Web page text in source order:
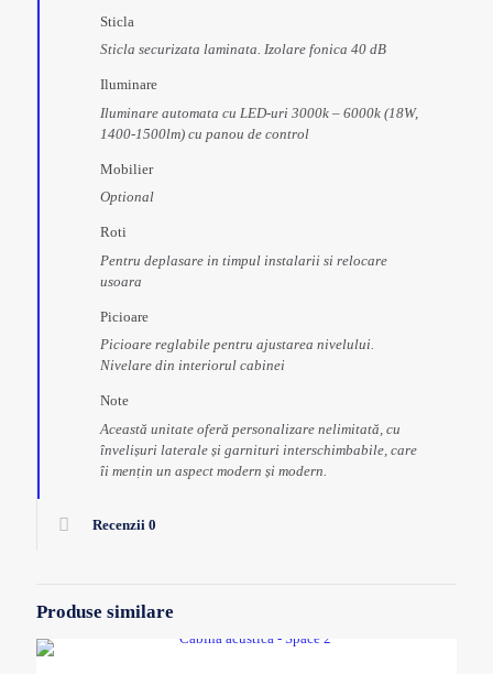
Sticla
Sticla securizata laminata. Izolare fonica 40 dB
Iluminare
Iluminare automata cu LED-uri 3000k – 6000k (18W,
1400-1500lm) cu panou de control
Mobilier
Optional
Roti
Pentru deplasare in timpul instalarii si relocare
usoara
Picioare
Picioare reglabile pentru ajustarea nivelului.
Nivelare din interiorul cabinei
Note
Această unitate oferă personalizare nelimitată, cu
învelișuri laterale și garnituri interschimbabile, care
îi mențin un aspect modern și modern.
Recenzii 0
Produse similare